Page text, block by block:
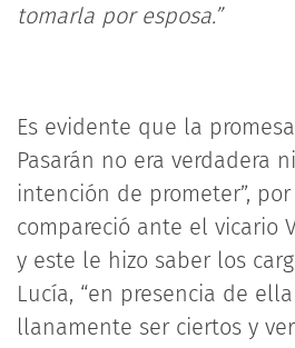
tomarla por esposa.”
Es evidente que la
Pasarán no era verdadera
intención de prometer”,
compareció ante el vicario
y este le hizo saber los
Lucía, “en presencia de
llanamente ser ciertos y